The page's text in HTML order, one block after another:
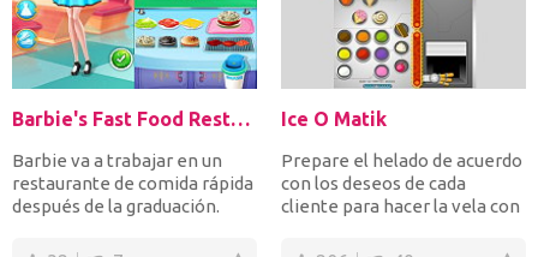
Barbie's Fast Food Restaurant
Barbie va a trabajar en un
restaurante de comida rápida
después de la graduación.
Ice O Matik
Prepare el helado de acuerdo
con los deseos de cada
cliente para hacer la vela con